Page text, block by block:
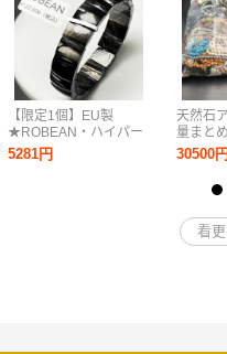
【限定1個】EU製
★ROBEAN・ハイパー
シーン・バングル★ パ
ワーストーン アクセサ
5281円
天然石
量まと
ックレ
パール
ク含む
30500円
看